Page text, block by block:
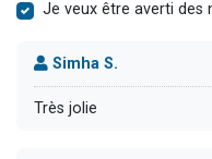
Je veux être averti des
Simha S.
Très jolie